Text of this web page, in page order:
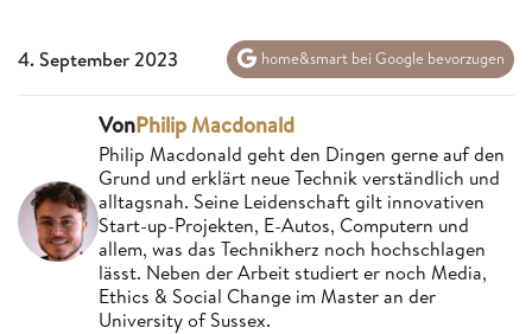
4. September 2023 home&smart bei Google bevorzugen
VonPhilip Macdonald
Philip Macdonald geht den Dingen gerne auf den
Grund und erklärt neue Technik verständlich und
alltagsnah. Seine Leidenschaft gilt innovativen
Start-up-Projekten, E-Autos, Computern und
allem, was das Technikherz noch hochschlagen
lässt. Neben der Arbeit studiert er noch Media,
Ethics & Social Change im Master an der
University of Sussex.